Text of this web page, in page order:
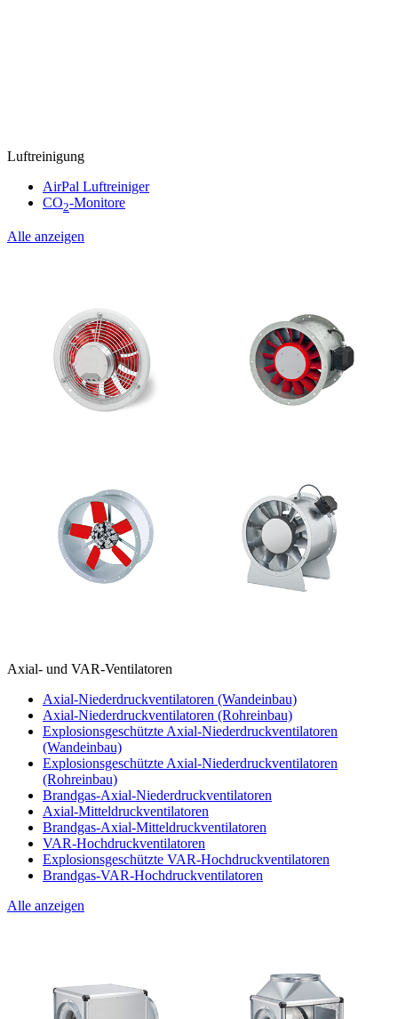
Luftreinigung
AirPal Luftreiniger
CO2-Monitore
Alle anzeigen
Axial- und VAR-Ventilatoren
Axial-Niederdruckventilatoren (Wandeinbau)
Axial-Niederdruckventilatoren (Rohreinbau)
Explosionsgeschützte Axial-Niederdruckventilatoren
(Wandeinbau)
Explosionsgeschützte Axial-Niederdruckventilatoren
(Rohreinbau)
Brandgas-Axial-Niederdruckventilatoren
Axial-Mitteldruckventilatoren
Brandgas-Axial-Mitteldruckventilatoren
VAR-Hochdruckventilatoren
Explosionsgeschützte VAR-Hochdruckventilatoren
Brandgas-VAR-Hochdruckventilatoren
Alle anzeigen